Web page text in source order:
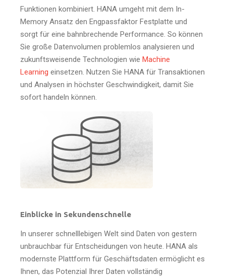
Funktionen kombiniert. HANA umgeht mit dem In-
Memory Ansatz den Engpassfaktor Festplatte und
sorgt für eine bahnbrechende Performance. So können
Sie große Datenvolumen problemlos analysieren und
zukunftsweisende Technologien wie Machine
Learning einsetzen. Nutzen Sie HANA für Transaktionen
und Analysen in höchster Geschwindigkeit, damit Sie
sofort handeln können.
Einblicke in Sekundenschnelle
In unserer schnelllebigen Welt sind Daten von gestern
unbrauchbar für Entscheidungen von heute. HANA als
modernste Plattform für Geschäftsdaten ermöglicht es
Ihnen, das Potenzial Ihrer Daten vollständig